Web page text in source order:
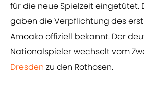
für die neue Spielzeit eingetütet.
gaben die Verpflichtung des erst
Amoako offiziell bekannt. Der
Nationalspieler wechselt vom
Dresden zu den Rothosen.